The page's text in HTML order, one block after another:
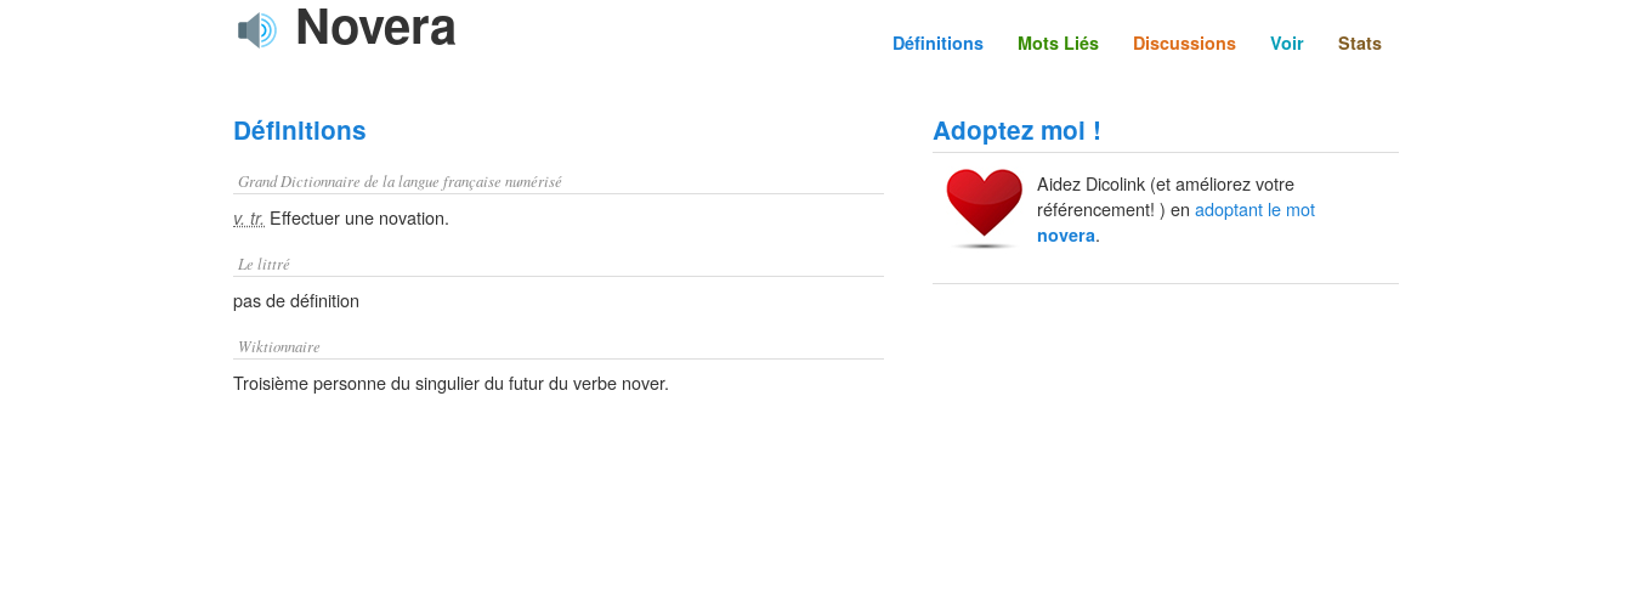
Novera Définitions Mots Liés Discussions Voir Stats
Définitions
Grand Dictionnaire de la langue française numérisé
v. tr. Effectuer une novation.
Le littré
pas de définition
Wiktionnaire
Troisième personne du singulier du futur du verbe nover.
Adoptez moi !
Aidez Dicolink (et améliorez votre
référencement! ) en adoptant le mot
novera.